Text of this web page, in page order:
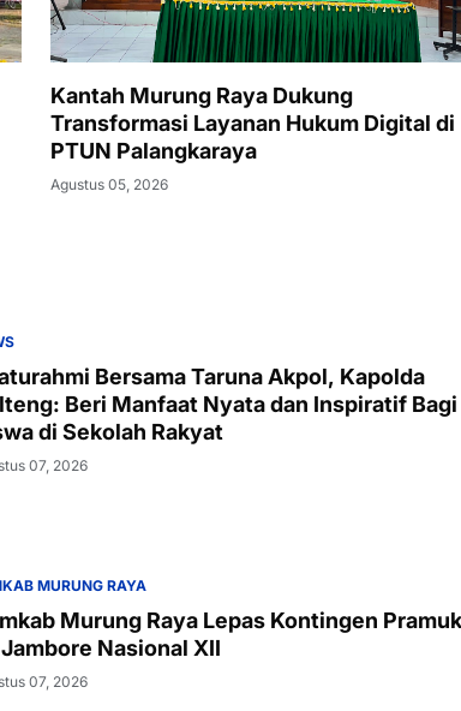
Kantah Murung Raya Dukung
Transformasi Layanan Hukum Digital di
PTUN Palangkaraya
Agustus 05, 2026
Bersama Taruna Akpol, Kapolda
Beri Manfaat Nyata dan Inspiratif Bagi
di Sekolah Rakyat
07, 2026
MURUNG RAYA
Murung Raya Lepas Kontingen
Nasional XII
07, 2026